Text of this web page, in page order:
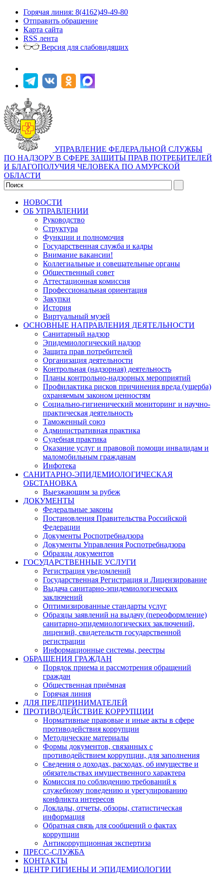
Горячая линия: 8(4162)49-49-80
Отправить обращение
Карта сайта
RSS лента
Версия для слабовидящих
УПРАВЛЕНИЕ ФЕДЕРАЛЬНОЙ СЛУЖБЫ
ПО НАДЗОРУ В СФЕРЕ ЗАЩИТЫ ПРАВ ПОТРЕБИТЕЛЕЙ
И БЛАГОПОЛУЧИЯ ЧЕЛОВЕКА ПО АМУРСКОЙ
ОБЛАСТИ
НОВОСТИ
ОБ УПРАВЛЕНИИ
Руководство
Структура
Функции и полномочия
Государственная служба и кадры
Внимание вакансии!
Коллегиальные и совещательные органы
Общественный совет
Аттестационная комиссия
Профессиональная ориентация
Закупки
История
Виртуальный музей
ОСНОВНЫЕ НАПРАВЛЕНИЯ ДЕЯТЕЛЬНОСТИ
Санитарный надзор
Эпидемиологический надзор
Защита прав потребителей
Организация деятельности
Контрольная (надзорная) деятельность
Планы контрольно-надзорных мероприятий
Профилактика рисков причинения вреда (ущерба)
охраняемым законом ценностям
Социально-гигиенический мониторинг и научно-
практическая деятельность
Таможенный союз
Административная практика
Судебная практика
Оказание услуг и правовой помощи инвалидам и
маломобильным гражданам
Инфотека
САНИТАРНО-ЭПИДЕМИОЛОГИЧЕСКАЯ
ОБСТАНОВКА
Выезжающим за рубеж
ДОКУМЕНТЫ
Федеральные законы
Постановления Правительства Российской
Федерации
Документы Роспотребнадзора
Документы Управления Роспотребнадзора
Образцы документов
ГОСУДАРСТВЕННЫЕ УСЛУГИ
Регистрация уведомлений
Государственная Регистрация и Лицензирование
Выдача санитарно-эпидемиологических
заключений
Оптимизированные стандарты услуг
Образцы заявлений на выдачу (переоформление)
санитарно-эпидемиологических заключений,
лицензий, свидетельств государственной
регистрации
Информационные системы, реестры
ОБРАЩЕНИЯ ГРАЖДАН
Порядок приема и рассмотрения обращений
граждан
Общественная приёмная
Горячая линия
ДЛЯ ПРЕДПРИНИМАТЕЛЕЙ
ПРОТИВОДЕЙСТВИЕ КОРРУПЦИИ
Нормативные правовые и иные акты в сфере
противодействия коррупции
Методические материалы
Формы документов, связанных с
противодействием коррупции, для заполнения
Сведения о доходах, расходах, об имуществе и
обязательствах имущественного характера
Комиссия по соблюдению требований к
служебному поведению и урегулированию
конфликта интересов
Доклады, отчеты, обзоры, статистическая
информация
Обратная связь для сообщений о фактах
коррупции
Антикоррупционная экспертиза
ПРЕСС-СЛУЖБА
КОНТАКТЫ
ЦЕНТР ГИГИЕНЫ И ЭПИДЕМИОЛОГИИ